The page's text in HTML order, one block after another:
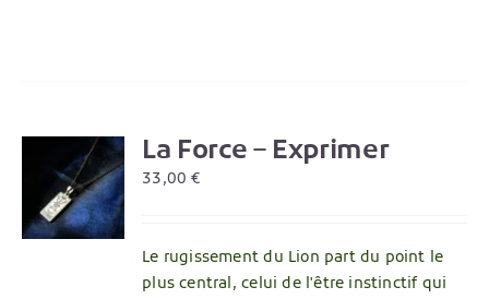
La Force – Exprimer
33,00€
Le rugissement du Lion part du point le
plus central, celui de l'être instinctif qui